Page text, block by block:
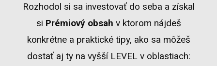
Rozhodol si sa investovať do seba a získal
si Prémiový obsah v ktorom nájdeš
konkrétne a praktické tipy, ako sa môžeš
dostať aj ty na vyšší LEVEL v oblastiach: